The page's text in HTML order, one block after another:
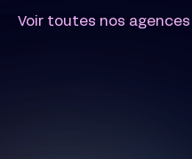
Voir toutes nos agences